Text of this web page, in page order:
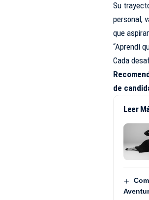
Su
personal,
que
“Aprendí
Cada
de
Leer